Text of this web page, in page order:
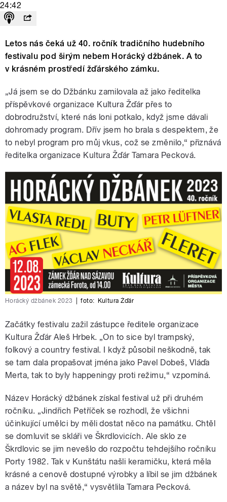
24:42
Letos nás čeká už 40. ročník tradičního hudebního
festivalu pod širým nebem Horácký džbánek. A to
v krásném prostředí žďárského zámku.
„Já jsem se do Džbánku zamilovala až jako ředitelka
příspěvkové organizace Kultura Žďár přes to
dobrodružství, které nás loni potkalo, když jsme dávali
dohromady program. Dřív jsem ho brala s despektem, že
to nebyl program pro můj vkus, což se změnilo,“ přiznává
ředitelka organizace Kultura Žďár Tamara Pecková.
Horácký džbánek 2023 foto: Kultura Žďár
Začátky festivalu zažil zástupce ředitele organizace
Kultura Žďár Aleš Hrbek. „On to sice byl trampský,
folkový a country festival. I když působil neškodně, tak
se tam dala propašovat jména jako Pavel Dobeš, Vláďa
Merta, tak to byly happeningy proti režimu,“ vzpomíná.
Název Horácký džbánek získal festival už při druhém
ročníku. „Jindřich Petříček se rozhodl, že všichni
účinkující umělci by měli dostat něco na památku. Chtěl
se domluvit se skláři ve Škrdlovicích. Ale sklo ze
Škrdlovic se jim nevešlo do rozpočtu tehdejšího ročníku
Porty 1982. Tak v Kunštátu našli keramičku, která měla
krásné a cenově dostupné výrobky a líbil se jim džbánek
a název byl na světě,“ vysvětlila Tamara Pecková.